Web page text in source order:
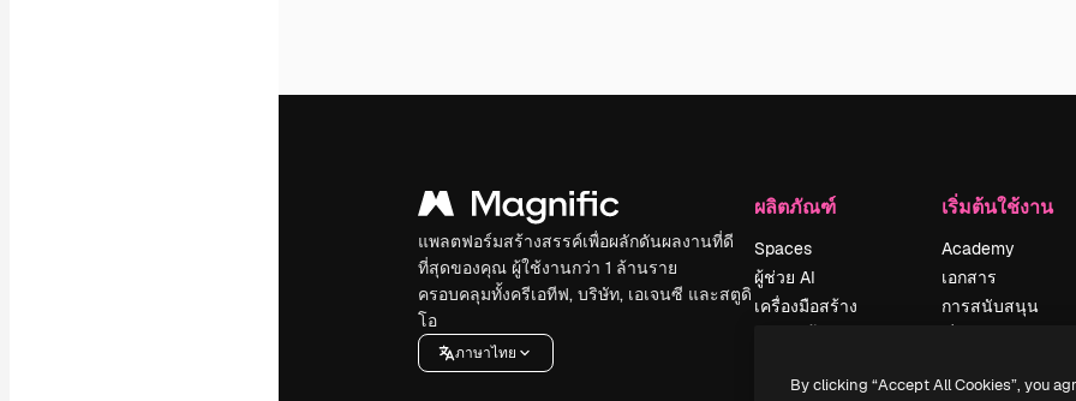
แพลตฟอร์มสร้างสรรค์เพื่อผลักดันผลงานที่ดี
ที่สุดของคุณ ผู้ใช้งานกว่า 1 ล้านราย
ครอบคลุมทั้งครีเอทีฟ, บริษัท, เอเจนซี และสตูดิ
โอ
ภาษาไทย
ผลิตภัณฑ์
Spaces
ผู้ช่วย AI
เครื่องมือสร้าง
รูปภาพด้วย AI
ด้วย AI
เริ่มต้นใช้งาน
Academy
เอกสาร
การสนับสนุน
ส่วนตัว
By clicking “Accept All Cookies”, you